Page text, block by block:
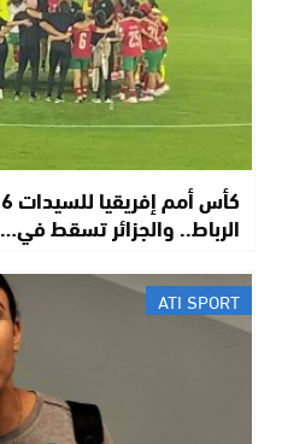
الرباط.. والجزائر تسقط في…
ATI SPORT